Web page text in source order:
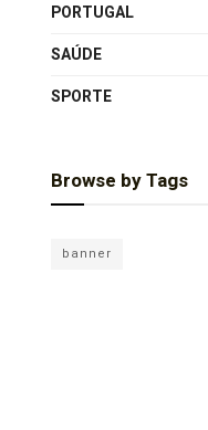
PORTUGAL
SAÚDE
SPORTE
Browse by Tags
banner